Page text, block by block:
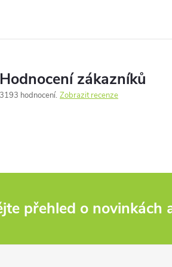
Hodnocení zákazníků
3193 hodnocení Zobrazit recenze
přehled o novinkách